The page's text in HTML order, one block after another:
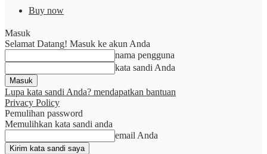
Buy now
Masuk
Selamat Datang! Masuk ke akun Anda
nama pengguna
kata sandi Anda
Lupa kata sandi Anda? mendapatkan bantuan
Privacy Policy
Pemulihan password
Memulihkan kata sandi anda
email Anda